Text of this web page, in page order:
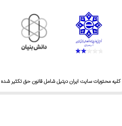
محتویات سایت ایران دیتیل شامل قانون حق تکثیر